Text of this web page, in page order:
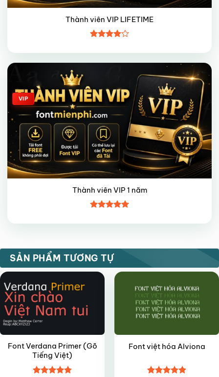
Thành viên VIP LIFETIME
xếp hạng
45 sao
Giảm giá!
VIP
Thành viên VIP 1 năm
hạng55
SẢN PHẨM TƯƠNG TỰ
VIP
Font Verdana Primer (Gõ
Tiếng Việt)
Font việt hóa Alviona